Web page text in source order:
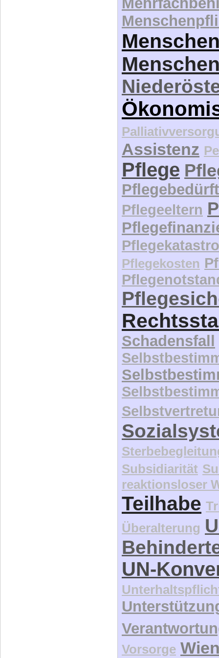
Assistenz
Pflege
Pflegeeltern
Pflegekosten
Schadensfall
Subsidiarität
reaktionsloser
Teilhabe
Überalterung
UN-
Vorsorge